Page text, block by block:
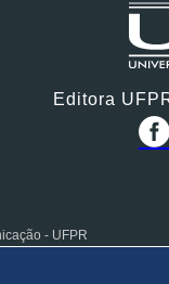
Editora
- UFPR